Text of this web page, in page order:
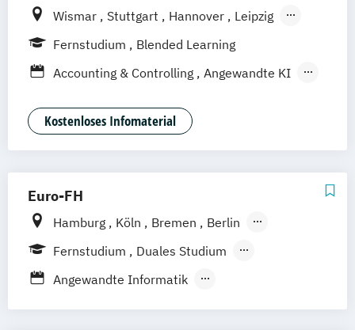
Wismar Stuttgart Hannover
Leipzig
Frankfurt am Main
Berlin
Hamburg
Nürnberg
Fernstudium
Blended Learning
Accounting & Controlling
Angewandte KI
Betriebswirtschaft Business Consulting
Digital Business Digital Commerce
Energietechnik und Management
Facility Management
General Management
Gesundheitsmanagement
Kostenloses Infomaterial
Euro-FH
Hamburg Köln Bremen
Berlin
Göttingen
Frankfurt am Main
Fernstudium
Duales Studium
Berufsbegleitendes Präsenzstudium
Angewandte Informatik